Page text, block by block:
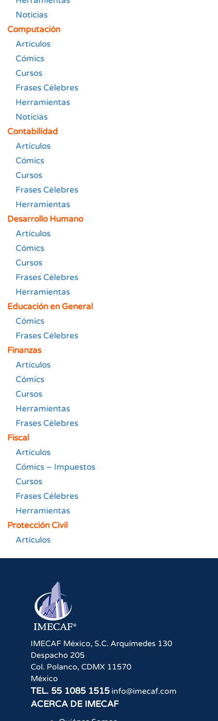
Noticias
Computación
Artículos
Cómics
Cursos
Frases Célebres
Herramientas
Noticias
Contabilidad
Artículos
Cómics
Cursos
Frases Célebres
Herramientas
Desarrollo Humano
Artículos
Cómics
Cursos
Frases Célebres
Herramientas
Educación en General
Cómics
Frases Célebres
Finanzas
Artículos
Cómics
Cursos
Herramientas
Frases Célebres
Fiscal
Artículos
Cómics – Impuestos
Cursos
Frases Célebres
Herramientas
Protección Civil
Artículos
IMECAF México, S.C. Arquímedes 130
Despacho 205
Col. Polanco, CDMX 11570
México
TEL. 55 1085 1515 info@imecaf.com
ACERCA DE IMECAF